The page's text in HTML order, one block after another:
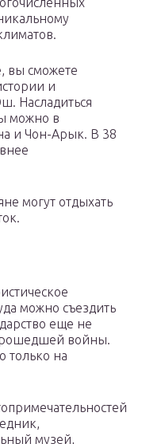
вы сможете
и
Насладиться
можно в
и Чон-Арык. В 38
могут отдыхать
можно съездить
еще не
войны.
только на
музей,